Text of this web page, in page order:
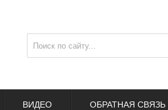
ВИДЕО ОБРАТНАЯ СВЯЗЬ